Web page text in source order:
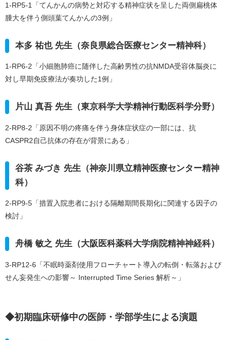
1-RP5-1「てんかんの病勢と対応する精神症状を呈した両側扁桃体
腫大を伴う側頭葉てんかんの3例」
本多 祐也 先生（奈良県総合医療センター精神科）
1-RP6-2「小細胞肺癌に随伴した高齢男性の抗NMDA受容体脳炎に
対し早期免疫療法が奏功した1例」
片山 真吾 先生（東京科学大学精神行動医科学分野）
2-RP8-2「原因不明の疼痛を伴う身体症状症の一部には、抗
CASPR2自己抗体の存在が背景にある」
谷茶 みづき 先生（神奈川県立精神医療センター精神
科）
2-RP9-5「措置入院患者における隔離期間長期化に関連する因子の
検討」
舟橋 敏之 先生（大阪医科薬科大学病院精神神経科）
3-RP12-6「不眠時薬剤使用フローチャート導入の転倒・転落および
せん妄発生への影響～ Interrupted Time Series 解析～」
◆初期臨床研修中の医師・学部学生による演題